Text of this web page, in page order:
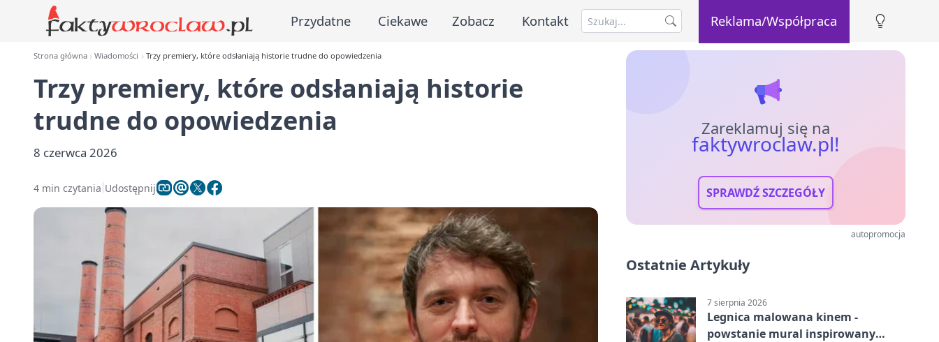
Przydatne Ciekawe Zobacz Kontakt Reklama/Współpraca
Strona główna Wiadomości Trzy premiery, które odsłaniają historie trudne do opowiedzenia
Trzy premiery, które odsłaniają historie
trudne do opowiedzenia
8 czerwca 2026
4 min czytania Udostępnij
Zareklamuj się na
faktywroclaw.pl!
SPRAWDŹ SZCZEGÓŁY
autopromocja
Ostatnie Artykuły
7 sierpnia 2026
Legnica malowana kinem -
powstanie mural inspirowany